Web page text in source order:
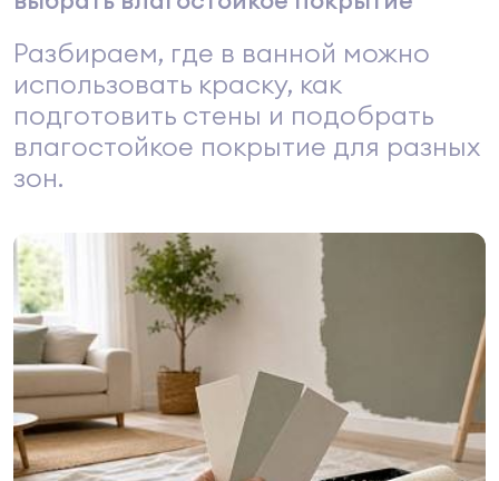
Разбираем, где в ванной можно
использовать краску, как
подготовить стены и подобрать
влагостойкое покрытие для разных
зон.